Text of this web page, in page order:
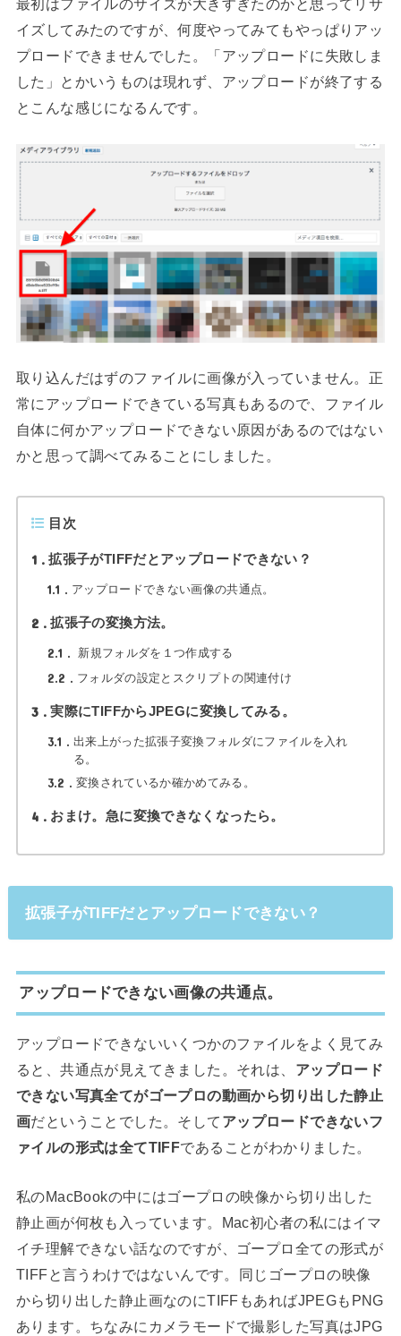
最初はファイルのサイズが大きすぎたのかと思ってリサ
イズしてみたのですが、何度やってみてもやっぱりアッ
プロードできませんでした。「アップロードに失敗しま
した」とかいうものは現れず、アップロードが終了する
とこんな感じになるんです。
取り込んだはずのファイルに画像が入っていません。正
常にアップロードできている写真もあるので、ファイル
自体に何かアップロードできない原因があるのではない
かと思って調べてみることにしました。
目次
1 拡張子がTIFFだとアップロードできない？
1.1 アップロードできない画像の共通点。
2 拡張子の変換方法。
2.1 新規フォルダを１つ作成する
2.2 フォルダの設定とスクリプトの関連付け
3 実際にTIFFからJPEGに変換してみる。
3.1
出来上がった拡張子変換フォルダにファイルを入れ
る。
3.2 変換されているか確かめてみる。
4 おまけ。急に変換できなくなったら。
拡張子がTIFFだとアップロードできない？
アップロードできない画像の共通点。
アップロードできないいくつかのファイルをよく見てみ
ると、共通点が見えてきました。それは、 アップロード
できない写真全てがゴープロの動画から切り出した静止
画だということでした。そして アップロードできないフ
ァイルの形式は全てTIFFであることがわかりました。
私のMacBookの中にはゴープロの映像から切り出した
静止画が何枚も入っています。Mac初心者の私にはイマ
イチ理解できない話なのですが、ゴープロ全ての形式が
TIFFと言うわけではないんです。同じゴープロの映像
から切り出した静止画なのにTIFFもあればJPEGもPNG
あります。ちなみにカメラモードで撮影した写真はJPG